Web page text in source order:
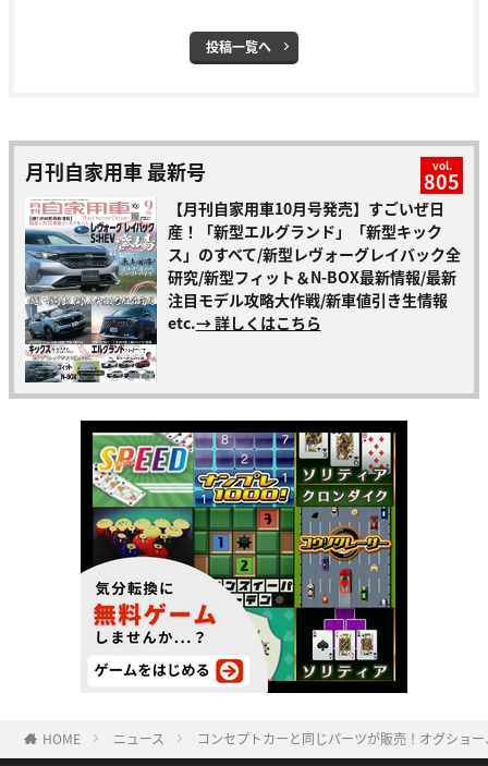
投稿一覧へ
月刊自家用車 最新号 vol.
805
【月刊自家用車10月号発売】すごいぜ日
産！「新型エルグランド」「新型キック
ス」のすべて/新型レヴォーグレイバック全
研究/新型フィット＆N-BOX最新情報/最新
注目モデル攻略大作戦/新車値引き生情報
etc.→ 詳しくはこちら
HOME ニュース コンセプトカーと同じパーツが販売！オグショ